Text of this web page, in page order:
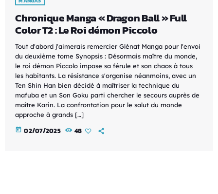
Chronique Manga « Dragon Ball » Full
Color T2 : Le Roi démon Piccolo
Tout d'abord j'aimerais remercier Glénat Manga pour l'envoi
du deuxième tome Synopsis : Désormais maître du monde,
le roi démon Piccolo impose sa férule et son chaos à tous
les habitants. La résistance s'organise néanmoins, avec un
Ten Shin Han bien décidé à maîtriser la technique du
mafuba et un Son Goku parti chercher le secours auprès de
maître Karin. La confrontation pour le salut du monde
approche à grands […]
today 02/07/2025 48